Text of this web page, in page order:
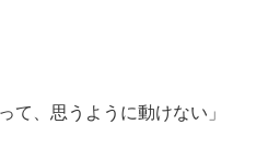
て、思うように動けない」